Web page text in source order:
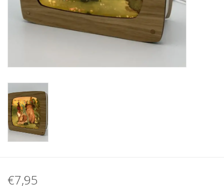
boeken
Merken
€7,95